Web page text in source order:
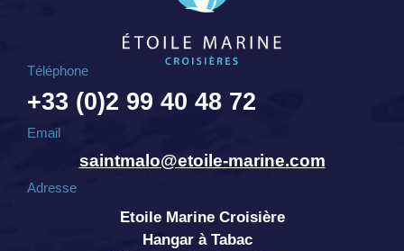
Téléphone
+33 (0)2 99 40 48 72
Email
saintmalo@etoile-marine.com
Adresse
Etoile Marine Croisière
Hangar à Tabac